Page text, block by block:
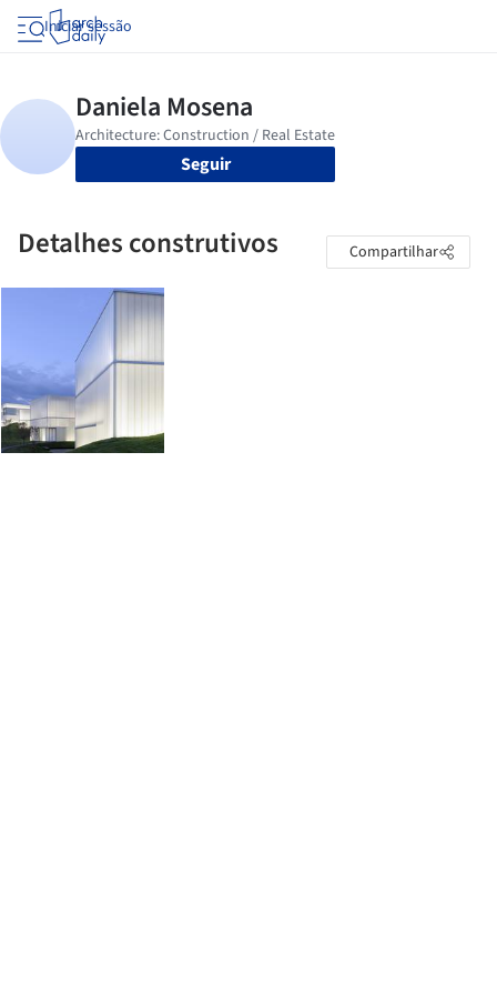
Iniciar sessão
Seguir
Detalhes construtivos Compartilhar